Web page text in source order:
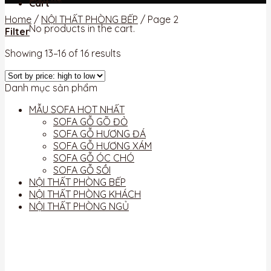
Cart
No products in the cart.
Home / NỘI THẤT PHÒNG BẾP / Page 2
Filter
Showing 13–16 of 16 results
Danh mục sản phẩm
MẪU SOFA HOT NHẤT
SOFA GỖ GÕ ĐỎ
SOFA GỖ HƯƠNG ĐÁ
SOFA GỖ HƯƠNG XÁM
SOFA GỖ ÓC CHÓ
SOFA GỖ SỒI
NỘI THẤT PHÒNG BẾP
NỘI THẤT PHÒNG KHÁCH
NỘI THẤT PHÒNG NGỦ